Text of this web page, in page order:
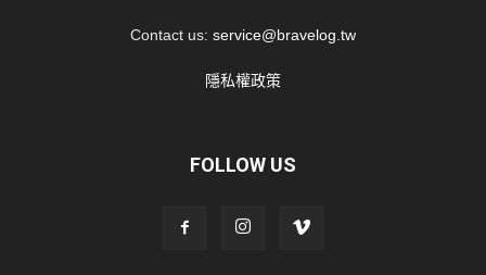
Contact us: service@bravelog.tw
隱私權政策
FOLLOW US